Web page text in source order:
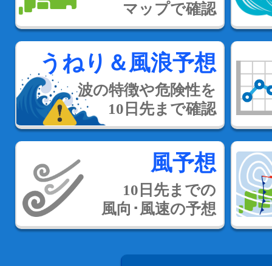
マップで確認
うねり＆風浪予想
波の特徴や危険性を
10日先まで確認
風予想
10日先までの
風向･風速の予想